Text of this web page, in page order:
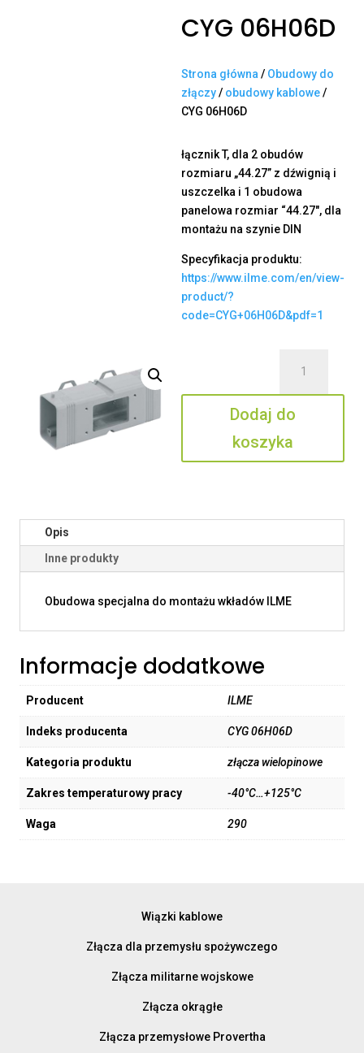
CYG 06H06D
Strona główna / Obudowy do
złączy/ obudowy kablowe/
CYG 06H06D
łącznik T, dla 2 obudów
rozmiaru „44.27” z dźwignią i
uszczelka i 1 obudowa
panelowa rozmiar “44.27″, dla
montażu na szynie DIN
Specyfikacja produktu:
https://www.ilme.com/en/view-
product/?
code=CYG+06H06D&pdf=1
06H06D
Dodaj do
koszyka
Opis
Inne produkty
Obudowa specjalna do montażu wkładów ILME
Informacje dodatkowe
Producent ILME
Indeks producenta CYG 06H06D
Kategoria produktu złącza wielopinowe
Zakres temperaturowy pracy -40°C…+125°C
Waga 290
Wiązki kablowe
Złącza dla przemysłu spożywczego
Złącza militarne wojskowe
Złącza okrągłe
Złącza przemysłowe Provertha